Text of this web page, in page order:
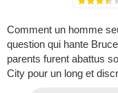
Comment un homme
question qui hante
parents furent abattus
City pour un long et